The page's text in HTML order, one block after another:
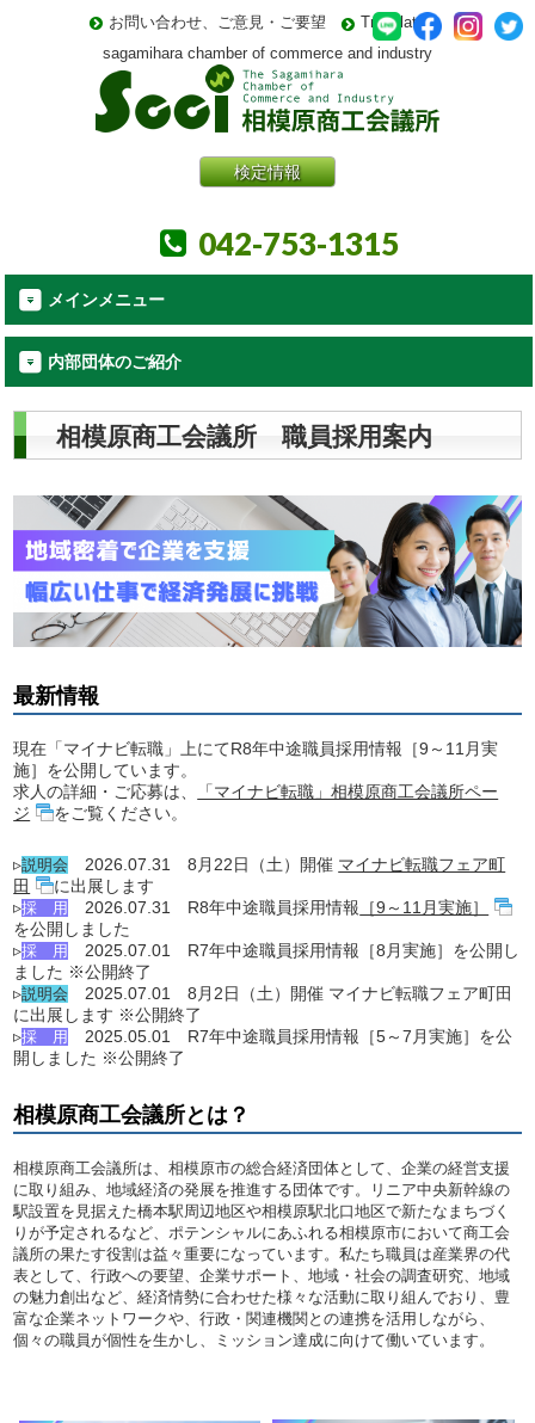
sagamihara chamber of commerce and industry
お問い合わせ、ご意見・ご要望 Translate
検定情報
042-753-1315
メインメニュー
内部団体のご紹介
相模原商工会議所 職員採用案内
最新情報
現在「マイナビ転職」上にてR8年中途職員採用情報［9～11月実
施］を公開しています。
求人の詳細・ご応募は、
「マイナビ転職」相模原商工会議所ペー
ジ
をご覧ください。
▹説明会 2026.07.31 8月22日（土）開催 マイナビ転職フェア町
田
に出展します
▹採 用 2026.07.31 R8年中途職員採用情報 ［9～11月実施］
を公開しました
▹採 用
2025.07.01 R7年中途職員採用情報［8月実施］を公開し
ました ※公開終了
▹説明会
2025.07.01 8月2日（土）開催 マイナビ転職フェア町田
に出展します ※公開終了
▹採 用
2025.05.01 R7年中途職員採用情報［5～7月実施］を公
開しました ※公開終了
相模原商工会議所とは？
相模原商工会議所は、相模原市の総合経済団体として、企業の経営支援
に取り組み、地域経済の発展を推進する団体です。リニア中央新幹線の
駅設置を見据えた橋本駅周辺地区や相模原駅北口地区で新たなまちづく
りが予定されるなど、ポテンシャルにあふれる相模原市において商工会
議所の果たす役割は益々重要になっています。私たち職員は産業界の代
表として、行政への要望、企業サポート、地域・社会の調査研究、地域
の魅力創出など、経済情勢に合わせた様々な活動に取り組んでおり、豊
富な企業ネットワークや、行政・関連機関との連携を活用しながら、
個々の職員が個性を生かし、ミッション達成に向けて働いています。